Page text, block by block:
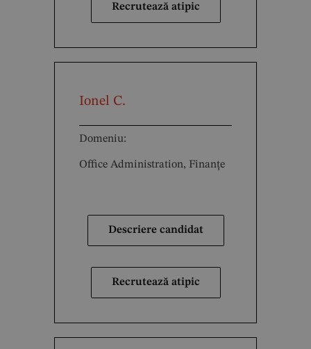
Recrutează atipic
Ionel C.
Domeniu:
Office Administration, Finanțe
Descriere candidat
Recrutează atipic